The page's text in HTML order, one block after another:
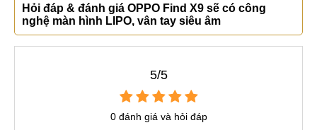
Hỏi đáp & đánh giá OPPO Find X9 sẽ có công
nghệ màn hình LIPO, vân tay siêu âm
5/5
0 đánh giá và hỏi đáp